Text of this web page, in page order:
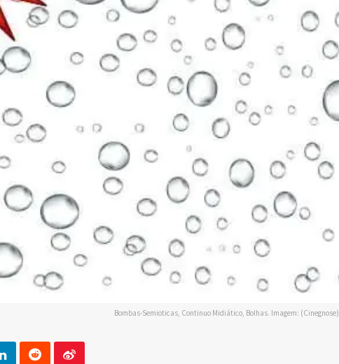
Bombas-Semioticas, Continuo Midiático, Bolhas. Imagem: (Cinegnose)